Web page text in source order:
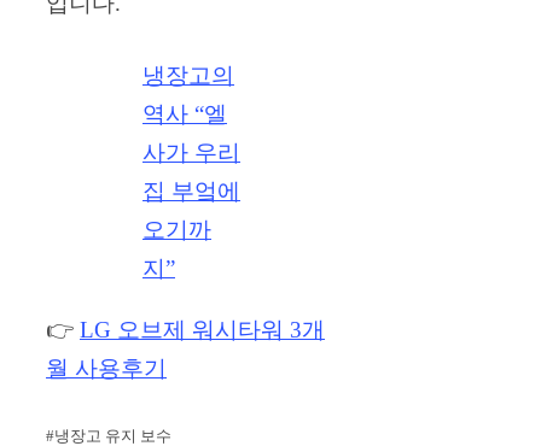
냉장고의
역사 “엘
사가 우리
집 부엌에
오기까
지”
👉 LG 오브제 워시타워 3개
월 사용후기
#냉장고 유지 보수